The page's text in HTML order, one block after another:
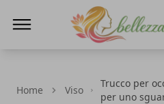
Home Viso
Trucco per
per uno